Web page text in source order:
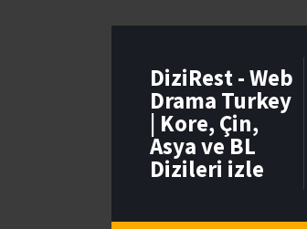
DiziRest - Web
Drama Turkey
| Kore, Çin,
Asya ve BL
Dizileri izle